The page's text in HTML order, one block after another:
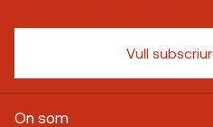
Vull
On som